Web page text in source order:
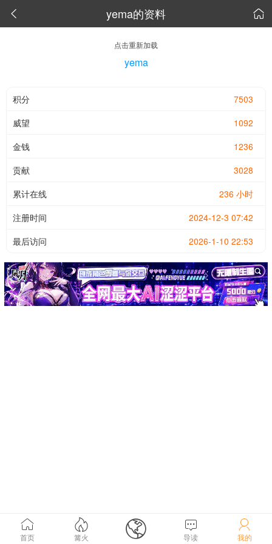
 yema的资料 
点击重新加载
yema
7503
积分
1092
威望
1236
金钱
3028
贡献
236 小时
累计在线
2024-12-3 07:42
注册时间
2026-1-10 22:53
最后访问

首页

篝火  
导读

我的